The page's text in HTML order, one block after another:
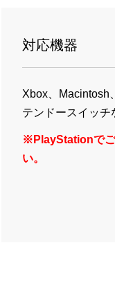
対応機器
Xbox、Macintosh
テンドースイッチ
※PlayStationでご
い。